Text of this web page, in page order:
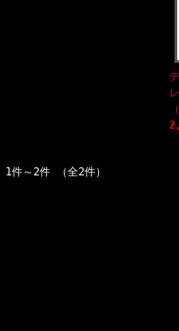
1件～2件 （全2件）